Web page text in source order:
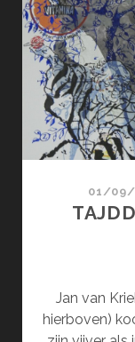
01/09/
Jan van
hierboven)